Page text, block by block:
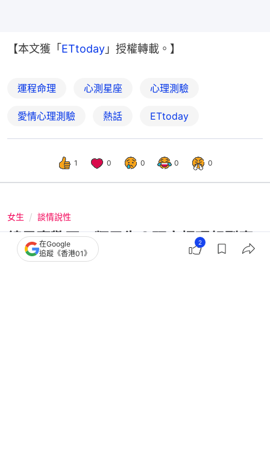
【本文獲「 ETtoday 」授權轉載。】
運程命理 心測星座 心理測驗
愛情心理測驗 熱話 ETtoday
1 0 0 0 0
女生 談情說性
總是喜歡同一類男生？研究揭理想型真
相：原來你一直在找「自己」
在Google
追蹤《香港01》
2